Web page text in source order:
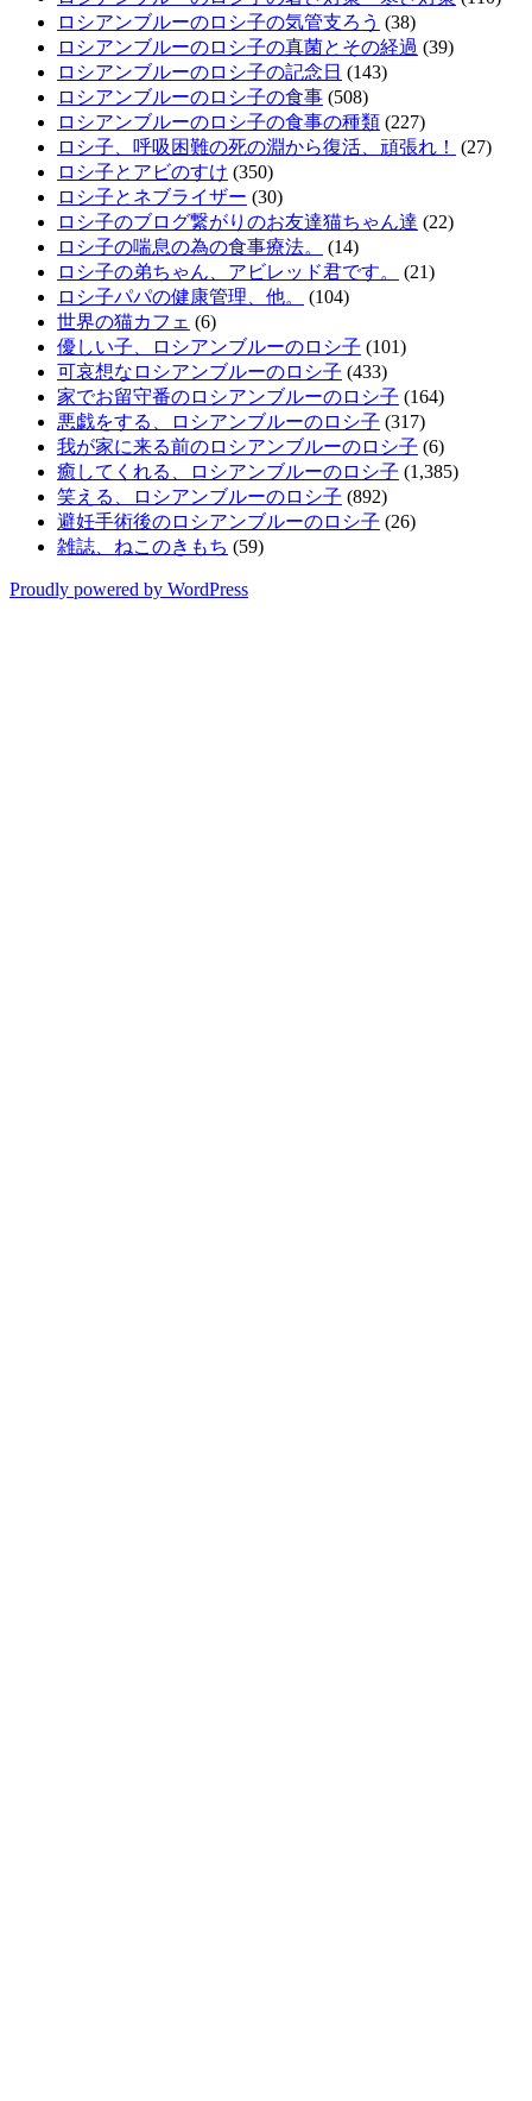
ロシアンブルーのロシ子の気管支ろう (38)
ロシアンブルーのロシ子の真菌とその経過 (39)
ロシアンブルーのロシ子の記念日 (143)
ロシアンブルーのロシ子の食事 (508)
ロシアンブルーのロシ子の食事の種類 (227)
ロシ子、呼吸困難の死の淵から復活、頑張れ！
(27)
ロシ子とアビのすけ (350)
ロシ子とネブライザー (30)
ロシ子のブログ繋がりのお友達猫ちゃん達 (22)
ロシ子の喘息の為の食事療法。
(14)
ロシ子の弟ちゃん、アビレッド君です。
(21)
ロシ子パパの健康管理、他。
(104)
世界の猫カフェ (6)
優しい子、ロシアンブルーのロシ子 (101)
可哀想なロシアンブルーのロシ子 (433)
家でお留守番のロシアンブルーのロシ子 (164)
悪戯をする、ロシアンブルーのロシ子 (317)
我が家に来る前のロシアンブルーのロシ子 (6)
癒してくれる、ロシアンブルーのロシ子 (1,385)
笑える、ロシアンブルーのロシ子 (892)
避妊手術後のロシアンブルーのロシ子 (26)
雑誌、ねこのきもち (59)
Proudly powered by WordPress